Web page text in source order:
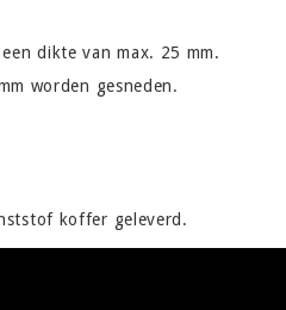
dikte van max. 25 mm.
worden gesneden.
koffer geleverd.